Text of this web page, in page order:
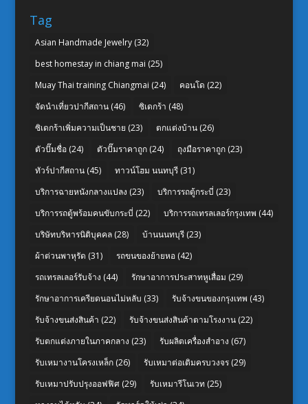
Tag
Asian Handmade Jewelry(32)
best homestay in chiang mai (25)
Muay Thai training Chiangmai (24) คอนโด (22)
จัดนำเที่ยวปากีสถาน(46) ซิเดกร้า (48)
ซิเดกร้าเพิ่มความเป็นชาย (23) ตกแต่งบ้าน(26)
ตัวปั๊มชื่อ(24) ตัวปั๊มราคาถูก(24) ถุงมือราคาถูก(23)
ทัวร์ปากีสถาน(45) ทาวน์โฮม นนทบุรี(31)
บริการฉายหนังกลางแปลง (23) บริการรถตู้กระบี่ (23)
บริการรถตู้พร้อมคนขับกระบี่ (22) บริการรถเทรลเลอร์กรุงเทพ (44)
บริษัทบริหารนิติบุคคล(28) บ้านนนทบุรี(23)
ผ้าต่วนพาหุรัด (31) รถขนของย้ายหอ(42)
รถเทรลเลอร์รับจ้าง (44) รักษาอาการประสาทหูเสื่อม (29)
รักษาอาการเครียดนอนไม่หลับ (33) รับจ้างขนของกรุงเทพ (43)
รับจ้างขนส่งสินค้า (22) รับจ้างขนส่งสินค้าตามโรงงาน(22)
รับตกแต่งภายในภาคกลาง (23) รับผลิตเครื่องสำอาง (67)
รับเหมางานโครงเหล็ก(26) รับเหมาต่อเติมครบวงจร(29)
รับเหมาปรับปรุงออฟฟิศ(29) รับเหมารีโนเวท (25)